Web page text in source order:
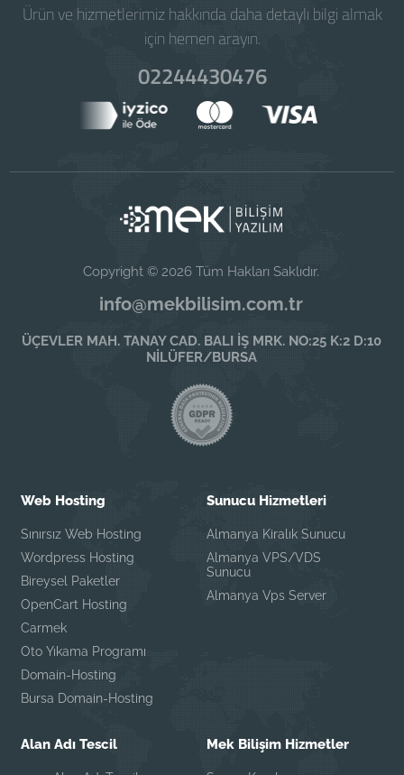
Ürün ve hizmetlerimiz hakkında daha detaylı bilgi almak
için hemen arayın.
02244430476
Copyright © 2026 Tüm Hakları Saklıdır.
info@mekbilisim.com.tr
ÜÇEVLER MAH. TANAY CAD. BALI İŞ MRK. NO:25 K:2 D:10
NİLÜFER/BURSA
Web Hosting
Sınırsız Web Hosting
Wordpress Hosting
Bireysel Paketler
OpenCart Hosting
Carmek
Oto Yıkama Programı
Domain-Hosting
Bursa Domain-Hosting
Sunucu Hizmetleri
Almanya Kiralık Sunucu
Almanya VPS/VDS
Sunucu
Almanya Vps Server
Alan Adı Tescil Mek Bilişim Hizmetler